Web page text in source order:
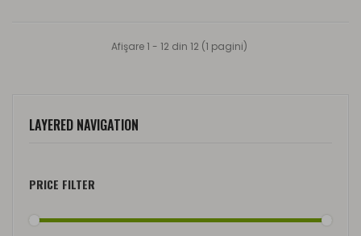
LAYERED NAVIGATION
PRICE FILTER
Afişare 1 - 12 din 12 (1 pagini)